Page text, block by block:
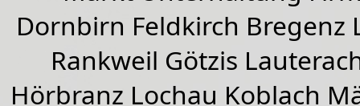
Dornbirn Feldkirch Bregenz
Rankweil Götzis
Hörbranz Lochau Koblach